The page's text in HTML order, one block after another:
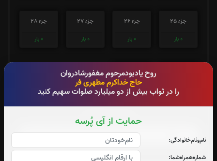
روح یادبودمرحوم مغفورشادروان
حاج خداکرم مطهری فر
را در ثواب بیش از دو میلیارد صلوات سهیم کنید
حمایت از آی پُرسه
نام‌و‌نام‌خانوادگی:
شماره‌همراه‌شما:
جزء 25
0 بار
جزء 26
0 بار
جزء 27
0 بار
جزء 28
0 بار
بار
جزء 30
1 بار
صوت جزء شماره 1